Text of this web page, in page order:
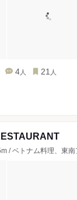
4 人 21 人
/ ベトナム料理、東南